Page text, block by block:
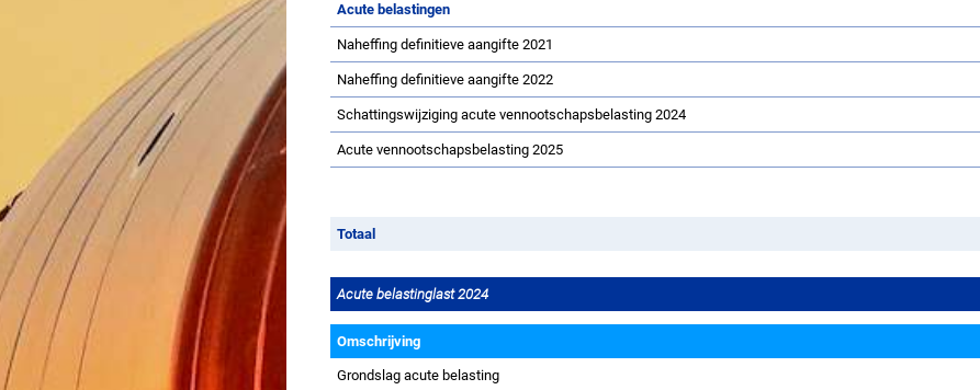
Acute belastingen
Naheffing definitieve aangifte 2021
Naheffing definitieve aangifte 2022
Schattingswijziging acute vennootschapsbelasting 2024
Acute vennootschapsbelasting 2025
Totaal
Acute belastinglast 2024
Omschrijving
Grondslag acute belasting